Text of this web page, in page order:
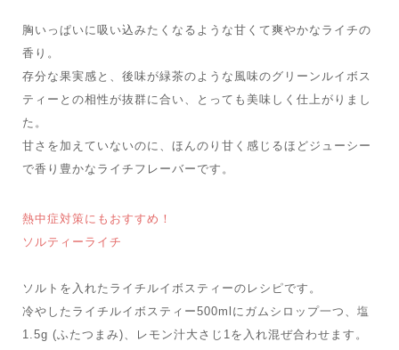
胸いっぱいに吸い込みたくなるような甘くて爽やかなライチの
香り。
存分な果実感と、後味が緑茶のような風味のグリーンルイボス
ティーとの相性が抜群に合い、とっても美味しく仕上がりまし
た。
甘さを加えていないのに、ほんのり甘く感じるほどジューシー
で香り豊かなライチフレーバーです。
熱中症対策にもおすすめ！
ソルティーライチ
ソルトを入れたライチルイボスティーのレシピです。
冷やしたライチルイボスティー500mlにガムシロップ一つ、塩
1.5g (ふたつまみ)、レモン汁大さじ1を入れ混ぜ合わせます。